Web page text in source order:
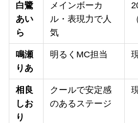
白鷺
あい
ら
メインボーカ
ル・表現力で人
気
鳴瀬
りあ
明るくMC担当
相良
しお
り
クールで安定感
のあるステージ